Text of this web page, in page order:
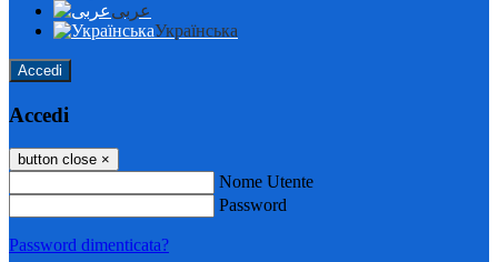
عربى
Українська
Accedi
Accedi
button close ×
Nome Utente
Password
Password dimenticata?